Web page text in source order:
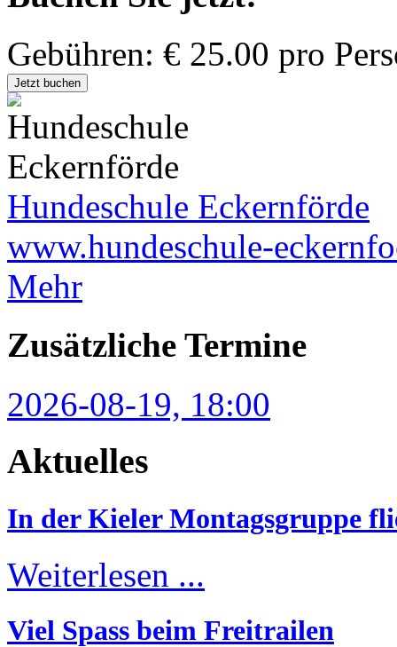
Gebühren: € 25.00 pro
Jetzt buchen
Hundeschule Eckernförde
www.hundeschule-
Mehr
Zusätzliche Termine
2026-08-19, 18:00
Aktuelles
In der Kieler Montagsgruppe
Weiterlesen ...
Viel Spass beim Freitrailen